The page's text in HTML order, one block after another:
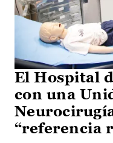
El Hospital
con una
“referencia